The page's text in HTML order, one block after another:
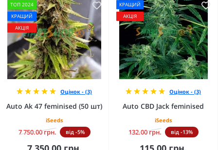
ТОП 2024
КРАЩИЙ
АКЦІЯ
Оцінок - (3)
Auto Ak 47 feminised (50 шт)
iSeeds
7 750.00 грн. від -5%
КРАЩИЙ
АКЦІЯ
Оцінок - (3)
Auto CBD Jack feminised
iSeeds
132.00 грн. від -13%